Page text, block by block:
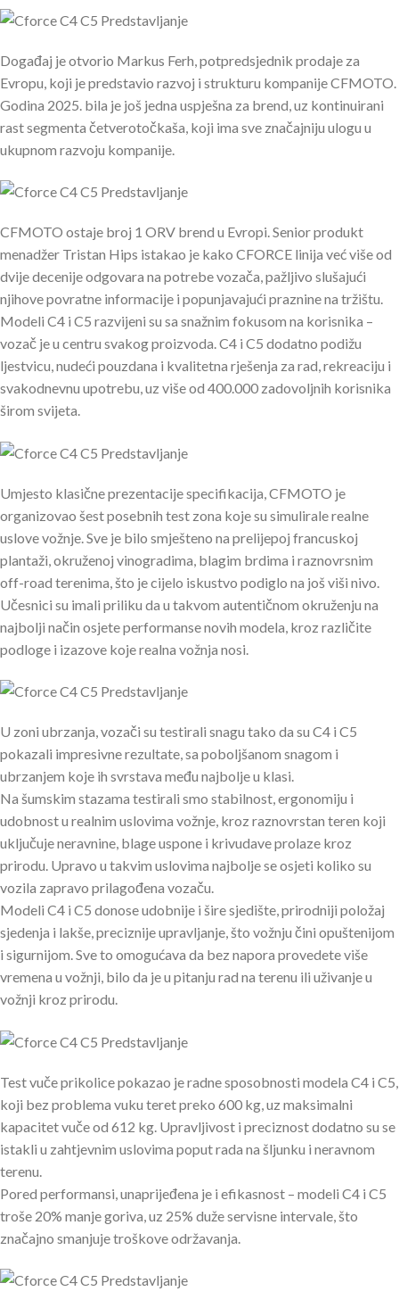
Događaj je otvorio Markus Ferh, potpredsjednik prodaje za
Evropu, koji je predstavio razvoj i strukturu kompanije CFMOTO.
Godina 2025. bila je još jedna uspješna za brend, uz kontinuirani
rast segmenta četverotočkaša, koji ima sve značajniju ulogu u
ukupnom razvoju kompanije.
CFMOTO ostaje broj 1 ORV brend u Evropi. Senior produkt
menadžer Tristan Hips istakao je kako CFORCE linija već više od
dvije decenije odgovara na potrebe vozača, pažljivo slušajući
njihove povratne informacije i popunjavajući praznine na tržištu.
Modeli C4 i C5 razvijeni su sa snažnim fokusom na korisnika –
vozač je u centru svakog proizvoda. C4 i C5 dodatno podižu
ljestvicu, nudeći pouzdana i kvalitetna rješenja za rad, rekreaciju i
svakodnevnu upotrebu, uz više od 400.000 zadovoljnih korisnika
širom svijeta.
Umjesto klasične prezentacije specifikacija, CFMOTO je
organizovao šest posebnih test zona koje su simulirale realne
uslove vožnje. Sve je bilo smješteno na prelijepoj francuskoj
plantaži, okruženoj vinogradima, blagim brdima i raznovrsnim
off-road terenima, što je cijelo iskustvo podiglo na još viši nivo.
Učesnici su imali priliku da u takvom autentičnom okruženju na
najbolji način osjete performanse novih modela, kroz različite
podloge i izazove koje realna vožnja nosi.
U zoni ubrzanja, vozači su testirali snagu tako da su C4 i C5
pokazali impresivne rezultate, sa poboljšanom snagom i
ubrzanjem koje ih svrstava među najbolje u klasi.
Na šumskim stazama testirali smo stabilnost, ergonomiju i
udobnost u realnim uslovima vožnje, kroz raznovrstan teren koji
uključuje neravnine, blage uspone i krivudave prolaze kroz
prirodu. Upravo u takvim uslovima najbolje se osjeti koliko su
vozila zapravo prilagođena vozaču.
Modeli C4 i C5 donose udobnije i šire sjedište, prirodniji položaj
sjedenja i lakše, preciznije upravljanje, što vožnju čini opuštenijom
i sigurnijom. Sve to omogućava da bez napora provedete više
vremena u vožnji, bilo da je u pitanju rad na terenu ili uživanje u
vožnji kroz prirodu.
Test vuče prikolice pokazao je radne sposobnosti modela C4 i C5,
koji bez problema vuku teret preko 600 kg, uz maksimalni
kapacitet vuče od 612 kg. Upravljivost i preciznost dodatno su se
istakli u zahtjevnim uslovima poput rada na šljunku i neravnom
terenu.
Pored performansi, unaprijeđena je i efikasnost – modeli C4 i C5
troše 20% manje goriva, uz 25% duže servisne intervale, što
značajno smanjuje troškove održavanja.